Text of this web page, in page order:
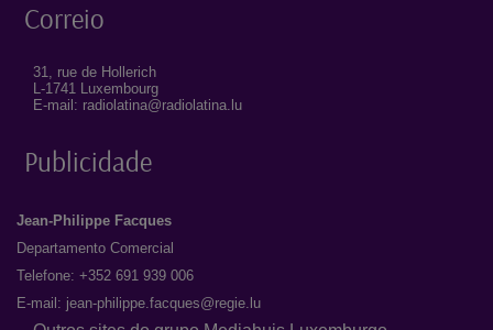
Correio
31, rue de Hollerich
L-1741 Luxembourg
E-mail: radiolatina@radiolatina.lu
Publicidade
Jean-Philippe Facques
Departamento Comercial
Telefone: +352 691 939 006
E-mail: jean-philippe.facques@regie.lu